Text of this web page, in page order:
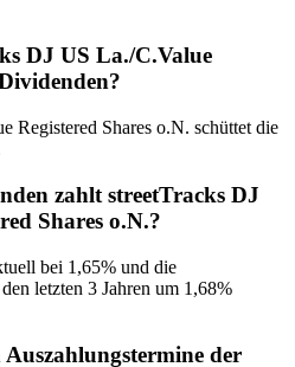
DJ US La./C.Value
Registered Shares o.N. schüttet die
zahlt streetTracks DJ
Shares o.N.?
bei 1,65% und die
letzten 3 Jahren um 1,68%
der